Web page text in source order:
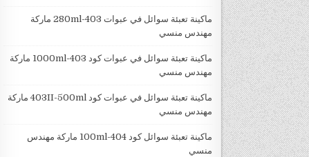
ماكينة تعبئة سوائل في عبوات 403-280ml ماركة
مهندس منسي
ماكينة تعبئة سوائل في عبوات كود 403-1000ml ماركة
مهندس منسي
ماكينة تعبئة سوائل في عبوات كود 403II-500ml ماركة
مهندس منسي
ماكينة تعبئة سوائل كود 404-100ml ماركة مهندس
منسي